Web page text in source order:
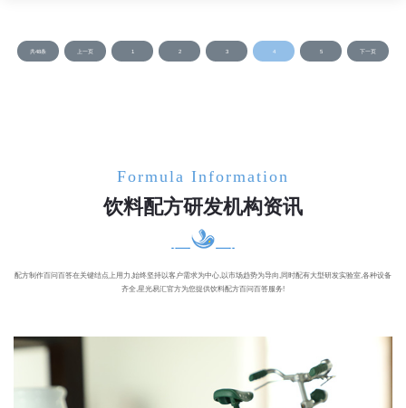
共48条 上一页 1 2 3 4 5 下一页
Formula Information
饮料配方研发机构资讯
配方制作百问百答在关键结点上用力,始终坚持以客户需求为中心,以市场趋势为导向,同时配有大型研发实验室,各种设备
齐全,星光易汇官方为您提供饮料配方百问百答服务!